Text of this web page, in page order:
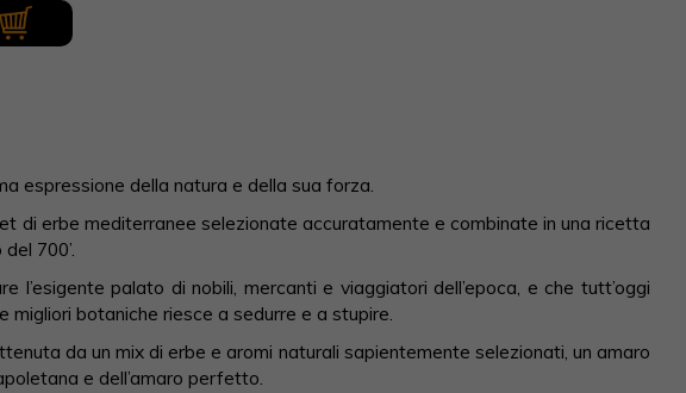
espressione della natura e della sua forza.
di erbe mediterranee selezionate accuratamente e combinate in una ricetta
700’.
l’esigente palato di nobili, mercanti e viaggiatori dell’epoca, e che tutt’oggi
migliori botaniche riesce a sedurre e a stupire.
da un mix di erbe e aromi naturali sapientemente selezionati, un amaro
e dell’amaro perfetto.